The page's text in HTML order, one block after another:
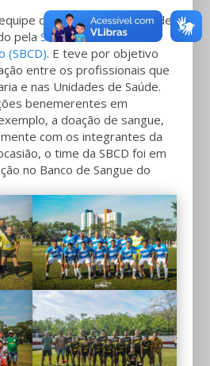
do Hospital Municipal de
pelaSociedade Brasileira
(SBCD). E teve por objetivo
entre os profissionais que
e nas Unidades de Saúde.
benemerentes em
a doação de sangue,
com os integrantes da
o time da SBCD foi em
no Banco de Sangue do